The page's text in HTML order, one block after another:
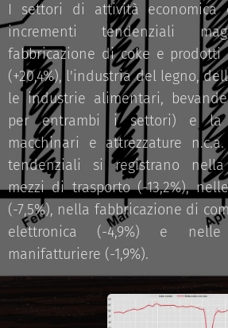
I settori di attività economica
incrementi tendenziali
fabbricazione di coke e
(+20,4%), l'industria del legno,
le industrie alimentari,
per entrambi i settori) e la
macchinari e attrezzature n.c.a.
tendenziali si registrano
mezzi di trasporto (-13,2%),
(-7,5%), nella fabbricazione di
elettronica (-4,9%) e
manifatturiere (-1,9%).